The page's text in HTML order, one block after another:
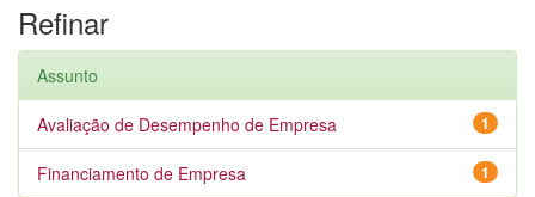
Refinar
Assunto
1
Avaliação de Desempenho de Empresa
1
Financiamento de Empresa